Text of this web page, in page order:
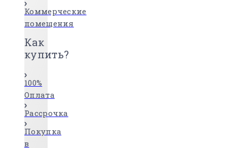
Коммерческие
помещения
Как
купить?
100%
Оплата
Рассрочка
Покупка
в